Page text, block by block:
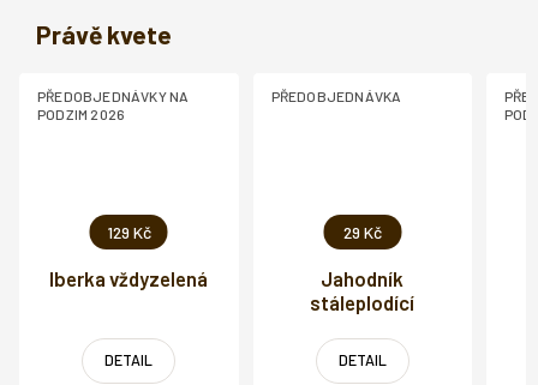
Právě kvete
129 Kč
Iberka vždyzelená
PŘEDOBJEDNÁVKY NA
PODZIM 2026
DETAIL
29 Kč
Jahodník
stáleplodící
PŘEDOBJEDNÁVKA
DETAIL